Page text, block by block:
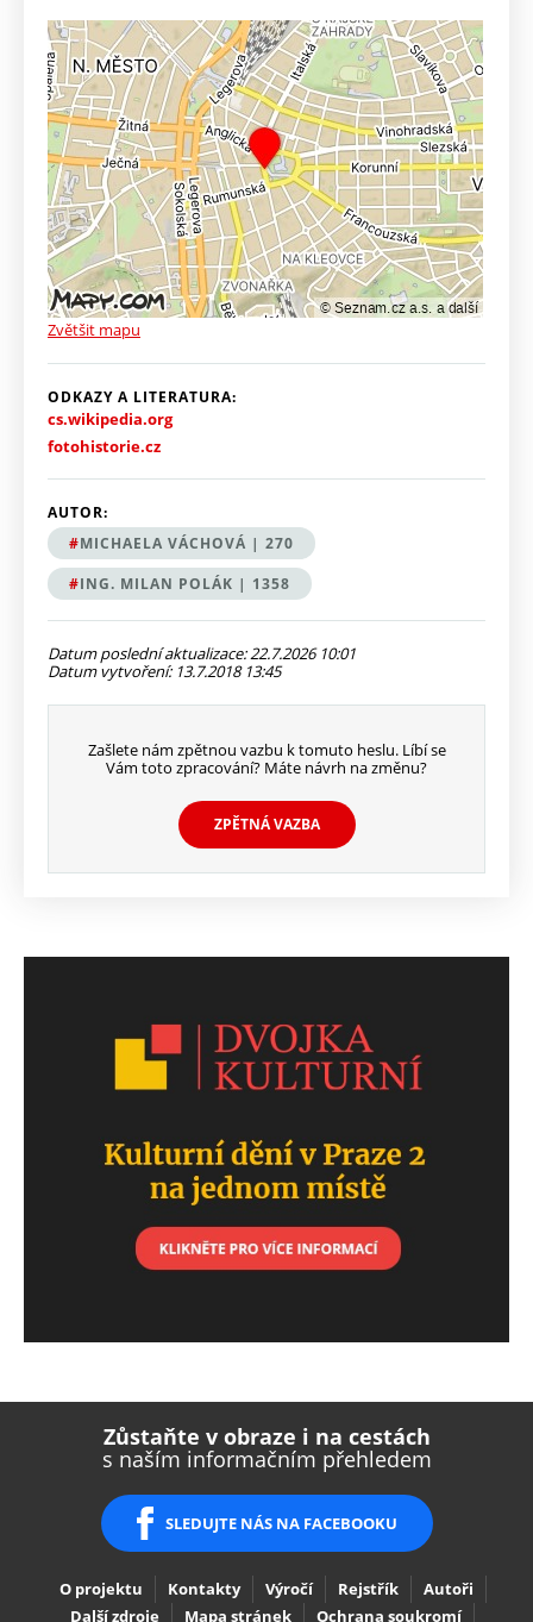
k
ous
Zvětšit mapu
ODKAZY A LITERATURA:
cs.wikipedia.org
fotohistorie.cz
AUTOR:
MICHAELA VÁCHOVÁ | 270
ING. MILAN POLÁK | 1358
Datum poslední aktualizace: 22.7.2026 10:01
Datum vytvoření: 13.7.2018 13:45
Zašlete nám zpětnou vazbu k tomuto heslu. Líbí se
Vám toto zpracování? Máte návrh na změnu?
ZPĚTNÁ VAZBA
Zůstaňte v obraze i na cestách
s naším informačním přehledem
SLEDUJTE NÁS NA FACEBOOKU
O projektu Kontakty Výročí Rejstřík
Autoři
Další zdroje
Mapa stránek Ochrana soukromí